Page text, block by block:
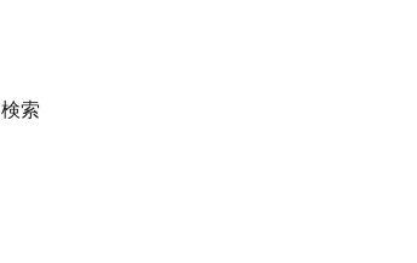
検索